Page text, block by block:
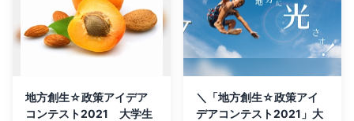
地方創生☆政策アイデア
コンテスト2021 大学生
＼「地方創生☆政策アイ
デアコンテスト2021」大